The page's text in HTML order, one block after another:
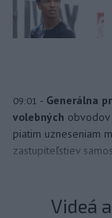
09:01 - Generálna
volebných
piatim uzneseniam
zastupiteľstiev
Videá